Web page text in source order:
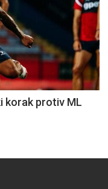
korak protiv ML